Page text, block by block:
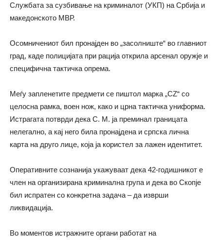
Службата за сузбивање на криминалот (УКП) на Србија и
македонското МВР.
Осомничениот бил пронајден во „засолниште“ во главниот
град, каде полицијата при рација открила арсенал оружје и
специфична тактичка опрема.
Меѓу запленетите предмети се пиштол марка „CZ“ со
целосна рамка, воен нож, како и црна тактичка униформа.
Истрагата потврди дека С. М. ја преминал границата
нелегално, а кај него била пронајдена и српска лична
карта на друго лице, која ја користел за лажен идентитет.
Оперативните сознанија укажуваат дека 42-годишникот е
член на организирана криминална група и дека во Скопје
бил испратен со конкретна задача – да изврши
ликвидација.
Во моментов истражните органи работат на